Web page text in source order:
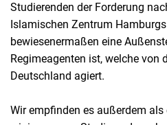
Studierenden der Forderung
Islamischen Zentrum
bewiesenermaßen eine
Regimeagenten ist, welche von
Deutschland agiert.
Wir empfinden es außerdem